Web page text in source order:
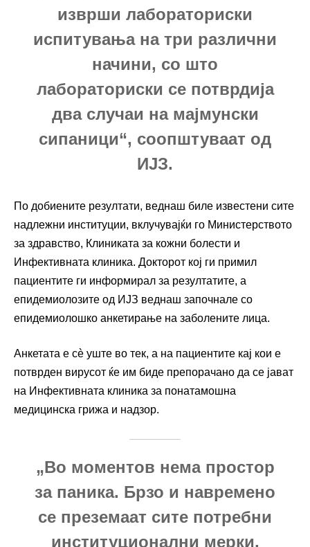
изврши лабораториски
испитувања на три различни
начини, со што
лабораториски се потврдија
два случаи на мајмунски
сипаници“, соопштуваат од
ИЈЗ.
По добиените резултати, веднаш биле известени сите
надлежни институции, вклучувајќи го Министерството
за здравство, Клиниката за кожни болести и
Инфективната клиника. Докторот кој ги примил
пациентите ги информирал за резултатите, а
епидемиолозите од ИЈЗ веднаш започнале со
епидемиолошко анкетирање на заболените лица.
Анкетата е сè уште во тек, а на пациентите кај кои е
потврден вирусот ќе им биде препорачано да се јават
на Инфективната клиника за понатамошна
медицинска грижа и надзор.
„Во моментов нема простор
за паника. Брзо и навремено
се преземаат сите потребни
институционални мерки.